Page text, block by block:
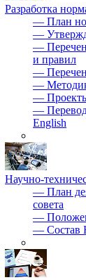
Разработка
— План
—
—
и правил
—
—
—
—
English
Научно-
— План
совета
—
— Состав